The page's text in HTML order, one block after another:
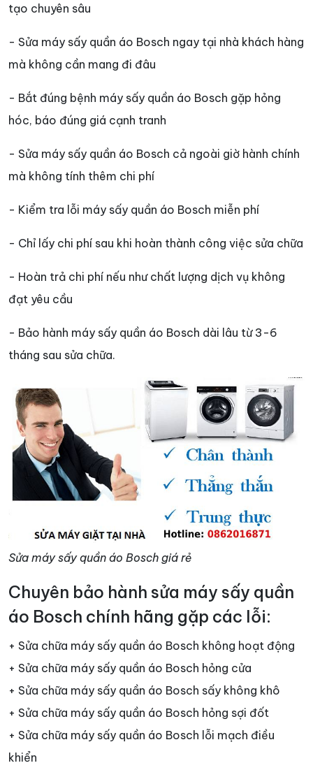
tạo chuyên sâu
- Sửa máy sấy quần áo Bosch ngay tại nhà khách hàng
mà không cần mang đi đâu
- Bắt đúng bệnh máy sấy quần áo Bosch gặp hỏng
hóc, báo đúng giá cạnh tranh
- Sửa máy sấy quần áo Bosch cả ngoài giờ hành chính
mà không tính thêm chi phí
- Kiểm tra lỗi máy sấy quần áo Bosch miễn phí
- Chỉ lấy chi phí sau khi hoàn thành công việc sửa chữa
- Hoàn trả chi phí nếu như chất lượng dịch vụ không
đạt yêu cầu
- Bảo hành máy sấy quần áo Bosch dài lâu từ 3-6
tháng sau sửa chữa.
Sửa máy sấy quần áo Bosch giá rẻ
Chuyên bảo hành sửa máy sấy quần
áo Bosch chính hãng gặp các lỗi:
+ Sửa chữa máy sấy quần áo Bosch không hoạt động
+ Sửa chữa máy sấy quần áo Bosch hỏng cửa
+ Sửa chữa máy sấy quần áo Bosch sấy không khô
+ Sửa chữa máy sấy quần áo Bosch hỏng sợi đốt
+ Sửa chữa máy sấy quần áo Bosch lỗi mạch điều
khiển